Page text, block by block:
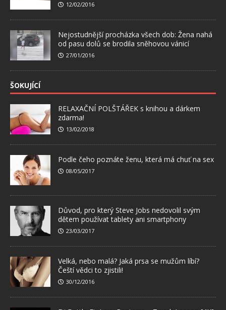
12/02/2016
Nejostudnější procházka všech dob: Žena nahá
od pasu dolů se brodila sněhovou vánicí
27/01/2016
ŠOKUJÍCÍ
RELAXAČNÍ POLŠTÁŘEK s knihou a dárkem
zdarma!
13/02/2018
Podle čeho poznáte ženu, která má chuť na sex
08/05/2017
Důvod, pro který Steve Jobs nedovolil svým
dětem používat tablety ani smartphony
23/03/2017
Velká, nebo malá? Jaká prsa se mužům líbí?
Čeští vědci to zjistili!
30/12/2016